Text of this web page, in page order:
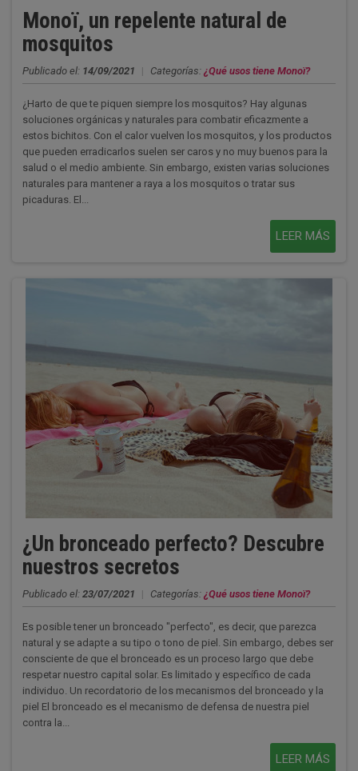
Monoï, un repelente natural de
mosquitos
Publicado el: 14/09/2021 | Categorías: ¿Qué usos tiene Monoï?
¿Harto de que te piquen siempre los mosquitos? Hay algunas
soluciones orgánicas y naturales para combatir eficazmente a
estos bichitos. Con el calor vuelven los mosquitos, y los productos
que pueden erradicarlos suelen ser caros y no muy buenos para la
salud o el medio ambiente. Sin embargo, existen varias soluciones
naturales para mantener a raya a los mosquitos o tratar sus
picaduras. El...
LEER MÁS
¿Un bronceado perfecto? Descubre
nuestros secretos
Publicado el: 23/07/2021 | Categorías: ¿Qué usos tiene Monoï?
Es posible tener un bronceado "perfecto", es decir, que parezca
natural y se adapte a su tipo o tono de piel. Sin embargo, debes ser
consciente de que el bronceado es un proceso largo que debe
respetar nuestro capital solar. Es limitado y específico de cada
individuo. Un recordatorio de los mecanismos del bronceado y la
piel El bronceado es el mecanismo de defensa de nuestra piel
contra la...
LEER MÁS